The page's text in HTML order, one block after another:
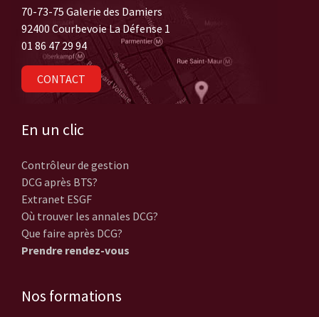
70-73-75 Galerie des Damiers
92400 Courbevoie La Défense 1
01 86 47 29 94
CONTACT
En un clic
Contrôleur de gestion
DCG après BTS?
Extranet ESGF
Où trouver les annales DCG?
Que faire après DCG?
Prendre rendez-vous
Nos formations